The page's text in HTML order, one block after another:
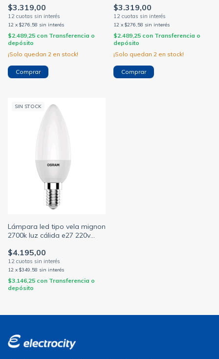
$3.319,00
12 x $276,58 sin interés
$2.489,25 con Transferencia o
depósito
¡Solo quedan 2 en stock!
$3.319,00
12 x $276,58 sin interés
$2.489,25 con Transferencia o
depósito
¡Solo quedan 2 en stock!
SIN STOCK
Lámpara led tipo vela mignon
2700k luz cálida e27 220v
$4.195,00
12 x $349,58 sin interés
$3.146,25 con Transferencia o
depósito